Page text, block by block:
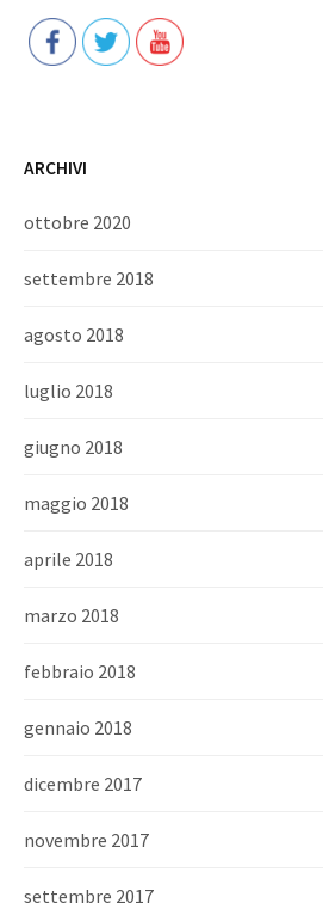
ARCHIVI
ottobre 2020
settembre 2018
agosto 2018
luglio 2018
giugno 2018
maggio 2018
aprile 2018
marzo 2018
febbraio 2018
gennaio 2018
dicembre 2017
novembre 2017
settembre 2017